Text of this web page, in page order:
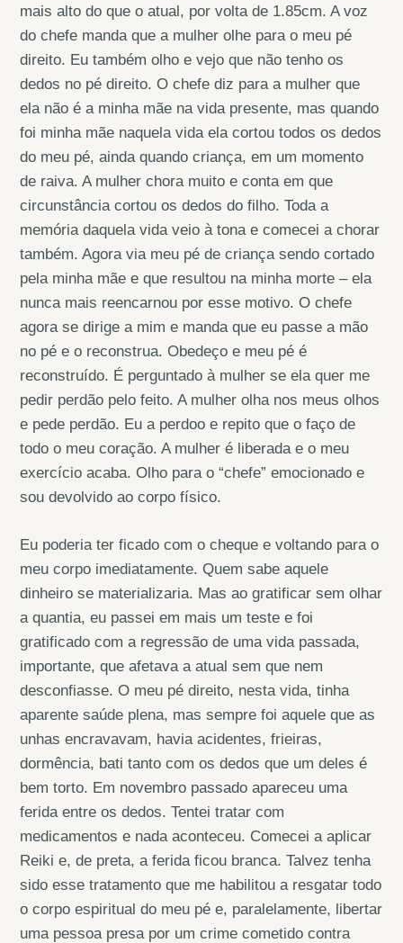
mais alto do que o atual, por volta de 1.85cm. A voz
do chefe manda que a mulher olhe para o meu pé
direito. Eu também olho e vejo que não tenho os
dedos no pé direito. O chefe diz para a mulher que
ela não é a minha mãe na vida presente, mas quando
foi minha mãe naquela vida ela cortou todos os dedos
do meu pé, ainda quando criança, em um momento
de raiva. A mulher chora muito e conta em que
circunstância cortou os dedos do filho. Toda a
memória daquela vida veio à tona e comecei a chorar
também. Agora via meu pé de criança sendo cortado
pela minha mãe e que resultou na minha morte – ela
nunca mais reencarnou por esse motivo. O chefe
agora se dirige a mim e manda que eu passe a mão
no pé e o reconstrua. Obedeço e meu pé é
reconstruído. É perguntado à mulher se ela quer me
pedir perdão pelo feito. A mulher olha nos meus olhos
e pede perdão. Eu a perdoo e repito que o faço de
todo o meu coração. A mulher é liberada e o meu
exercício acaba. Olho para o “chefe” emocionado e
sou devolvido ao corpo físico.
Eu poderia ter ficado com o cheque e voltando para o
meu corpo imediatamente. Quem sabe aquele
dinheiro se materializaria. Mas ao gratificar sem olhar
a quantia, eu passei em mais um teste e foi
gratificado com a regressão de uma vida passada,
importante, que afetava a atual sem que nem
desconfiasse. O meu pé direito, nesta vida, tinha
aparente saúde plena, mas sempre foi aquele que as
unhas encravavam, havia acidentes, frieiras,
dormência, bati tanto com os dedos que um deles é
bem torto. Em novembro passado apareceu uma
ferida entre os dedos. Tentei tratar com
medicamentos e nada aconteceu. Comecei a aplicar
Reiki e, de preta, a ferida ficou branca. Talvez tenha
sido esse tratamento que me habilitou a resgatar todo
o corpo espiritual do meu pé e, paralelamente, libertar
uma pessoa presa por um crime cometido contra